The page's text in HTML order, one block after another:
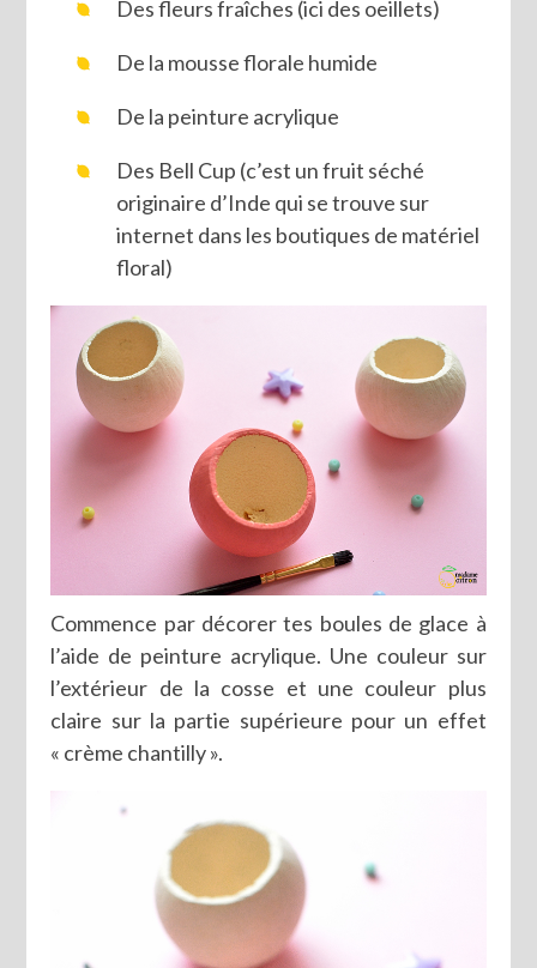
Des fleurs fraîches (ici des oeillets)
De la mousse florale humide
De la peinture acrylique
Des Bell Cup (c’est un fruit séché
originaire d’Inde qui se trouve sur
internet dans les boutiques de matériel
floral)
Commence par décorer tes boules de glace à
l’aide de peinture acrylique. Une couleur sur
l’extérieur de la cosse et une couleur plus
claire sur la partie supérieure pour un effet
« crème chantilly ».